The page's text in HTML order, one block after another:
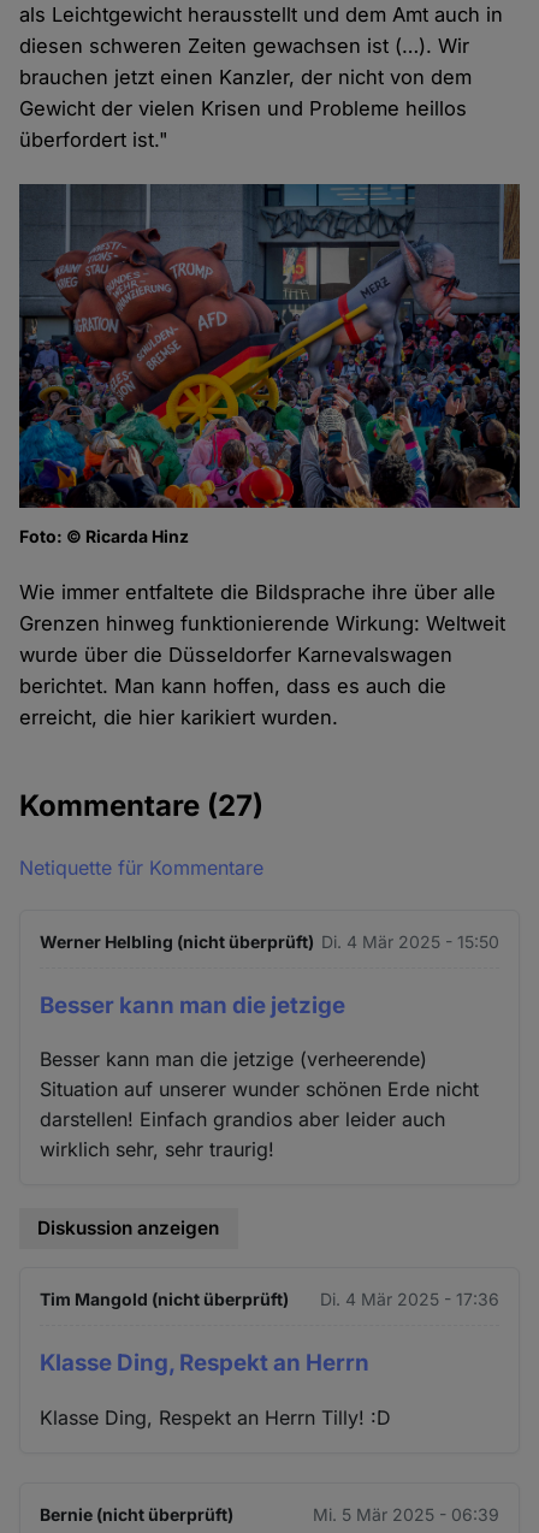
als Leichtgewicht herausstellt und dem Amt auch in
diesen schweren Zeiten gewachsen ist (…). Wir
brauchen jetzt einen Kanzler, der nicht von dem
Gewicht der vielen Krisen und Probleme heillos
überfordert ist."
Foto: © Ricarda Hinz
Wie immer entfaltete die Bildsprache ihre über alle
Grenzen hinweg funktionierende Wirkung: Weltweit
wurde über die Düsseldorfer Karnevalswagen
berichtet. Man kann hoffen, dass es auch die
erreicht, die hier karikiert wurden.
Kommentare (27)
Netiquette für Kommentare
Werner Helbling (nicht überprüft) Di. 4 Mär 2025 - 15:50
Besser kann man die jetzige
Besser kann man die jetzige (verheerende)
Situation auf unserer wunder schönen Erde nicht
darstellen! Einfach grandios aber leider auch
wirklich sehr, sehr traurig!
Diskussion anzeigen
Tim Mangold (nicht überprüft) Di. 4 Mär 2025 - 17:36
Klasse Ding, Respekt an Herrn
Klasse Ding, Respekt an Herrn Tilly! :D
Bernie (nicht überprüft) Mi. 5 Mär 2025 - 06:39